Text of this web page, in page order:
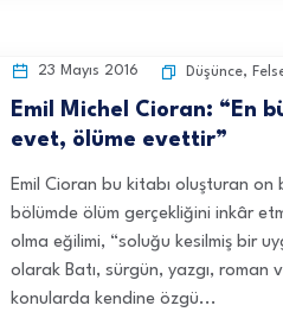
23 Mayıs 2016 Düşünce,
Emil Michel Cioran: “En
evet, ölüme evettir”
Emil Cioran bu kitabı oluşturan on
bölümde ölüm gerçekliğini inkâr
olma eğilimi, “soluğu kesilmiş bir
olarak Batı, sürgün, yazgı, roman
konularda kendine özgü...